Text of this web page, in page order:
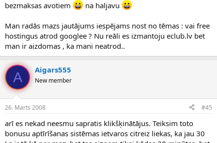
bezmaksas avotiem
na haljavu
Man radās mazs jautājums iespējams nost no tēmas : vai free
hostingus atrod googlee ? Nu reāli es izmantoju eclub.lv bet
man ir aizdomas , ka mani neatrod..
A Aigars555
New member
26. Marts 2008 #45
arī es nekad neesmu sapratis klikšķinātājus. Teiksim toto
bonusu aptīrīšanas sistēmas ietvaros citreiz liekas, ka jau 30